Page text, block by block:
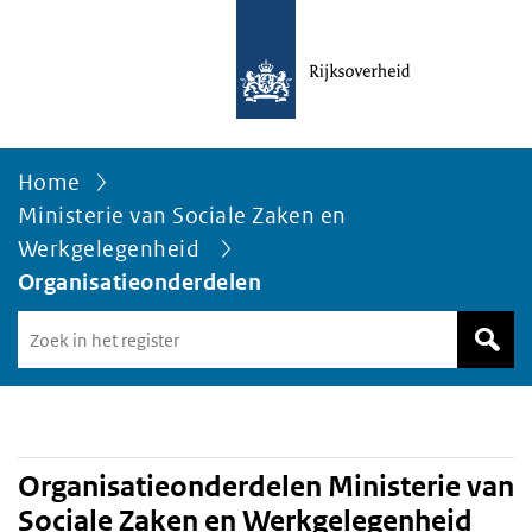
Home
Ministerie van Sociale Zaken en
Werkgelegenheid
Organisatieonderdelen
in
het
Avgregisterrijksoverheid.nl
Organisatieonderdelen Ministerie van
Sociale Zaken en Werkgelegenheid